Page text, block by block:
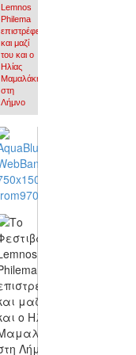
Lemnos
Philema
επιστρέφει
και μαζί
του και ο
Ηλίας
Μαμαλάκης
στη
Λήμνο